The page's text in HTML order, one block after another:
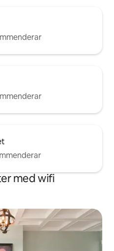
med wifi